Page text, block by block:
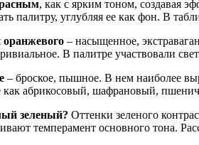
, как с ярким тоном, создавая
палитру, углубляя ее как фон. В
оранжевого – насыщенное,
В палитре участвовали
– броское, пышное. В нем наиболее
абрикосовый, шафрановый,
зеленый? Оттенки зеленого
темперамент основного тона.